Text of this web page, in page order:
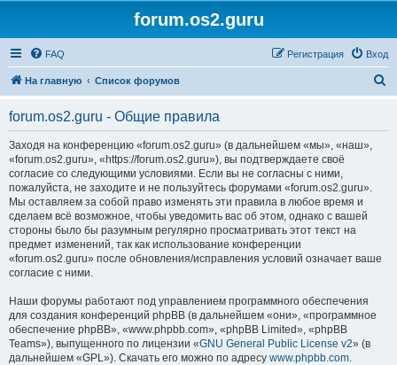
forum.os2.guru
FAQ Вход
Регистрация
На главную Список форумов
forum.os2.guru - Общие правила
Заходя на конференцию «forum.os2.guru» (в дальнейшем «мы», «наш»,
«forum.os2.guru», «https://forum.os2.guru»), вы подтверждаете своё
согласие со следующими условиями. Если вы не согласны с ними,
пожалуйста, не заходите и не пользуйтесь форумами «forum.os2.guru».
Мы оставляем за собой право изменять эти правила в любое время и
сделаем всё возможное, чтобы уведомить вас об этом, однако с вашей
стороны было бы разумным регулярно просматривать этот текст на
предмет изменений, так как использование конференции
«forum.os2.guru» после обновления/исправления условий означает ваше
согласие с ними.
Наши форумы работают под управлением программного обеспечения
для создания конференций phpBB (в дальнейшем «они», «программное
обеспечение phpBB», «www.phpbb.com», «phpBB Limited», «phpBB
Teams»), выпущенного по лицензии «GNU General Public License v2» (в
дальнейшем «GPL»). Скачать его можно по адресу www.phpbb.com.